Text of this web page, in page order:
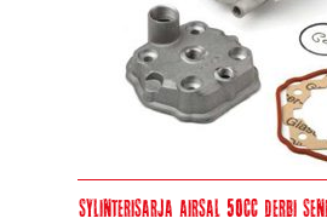
Sylinterisarja Airsal 50cc Derbi